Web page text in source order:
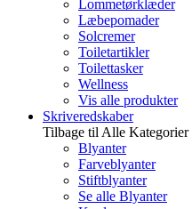
Lommetørklæder
Læbepomader
Solcremer
Toiletartikler
Toilettasker
Wellness
Vis alle produkter
Skriveredskaber
Tilbage til Alle Kategorier
Blyanter
Farveblyanter
Stiftblyanter
Se alle Blyanter